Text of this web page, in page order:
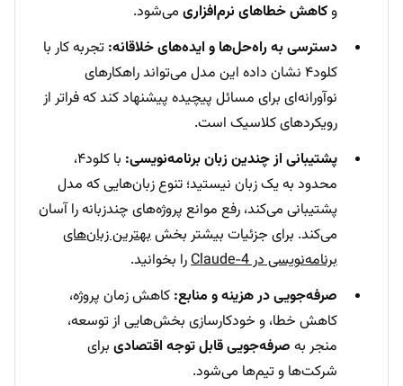
وکاهش خطاهای نرم‌افزاری می‌شود.
دسترسی به راه‌حل‌ها و ایده‌های خلاقانه: تجربه کار با
کلود۴ نشان داده این مدل می‌تواند راهکارهای
نوآورانه‌ای برای مسائل پیچیده پیشنهاد کند که فراتر از
رویکردهای کلاسیک است.
پشتیبانی از چندین زبان برنامه‌نویسی:
با کلود۴،
محدود به یک زبان نیستید؛ تنوع زبان‌هایی که مدل
پشتیبانی می‌کند، رفع موانع پروژه‌های چندزبانه را آسان
می‌کند. برای جزئیات بیشتر بخشبهترین زبان‌های
برنامه‌نویسی در Claude-4
را بخوانید.
صرفه‌جویی در هزینه و منابع: کاهش زمان پروژه،
کاهش خطا، و خودکارسازی بخش‌هایی از توسعه،
منجر به صرفه‌جویی قابل توجه اقتصادی برای
شرکت‌ها و تیم‌ها می‌شود.